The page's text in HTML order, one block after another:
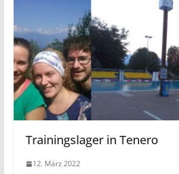
Trainingslager in Tenero
12. März 2022